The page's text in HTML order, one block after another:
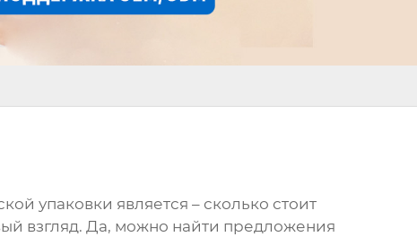
упаковки является – сколько стоит
взгляд. Да, можно найти предложения